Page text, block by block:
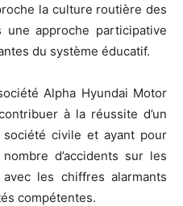
la culture routière des
approche participative
du système éducatif.
Alpha Hyundai Motor
à la réussite d’un
civile et ayant pour
d’accidents sur les
les chiffres alarmants
compétentes.